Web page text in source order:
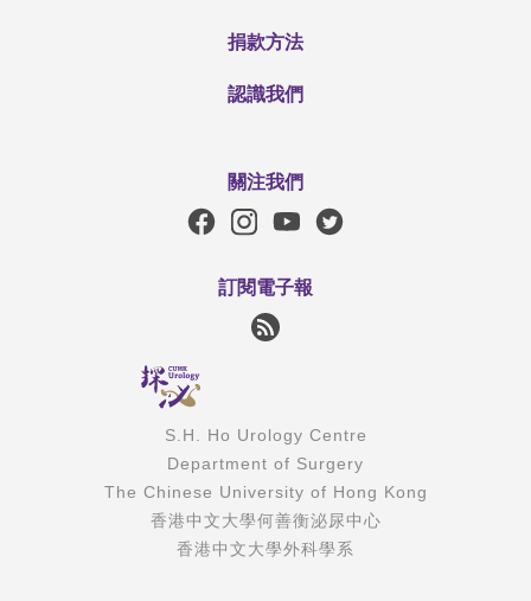
捐款方法
認識我們
關注我們
訂閱電子報
S.H. Ho Urology Centre
Department of Surgery
The Chinese University of Hong Kong
香港中文大學何善衡泌尿中心
香港中文大學外科學系